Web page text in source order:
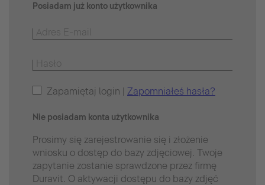
Posiadam już konto użytkownika
Zapamiętaj login | Zapomniałeś hasła?
Nie posiadam konta użytkownika
Prosimy się zarejestrowanie się i złożenie
wniosku o dostęp do bazy zdjęciowej. Twoje
zapytanie zostanie sprawdzone przez firmę
Duravit. O aktywacji dostępu do bazy zdjęć